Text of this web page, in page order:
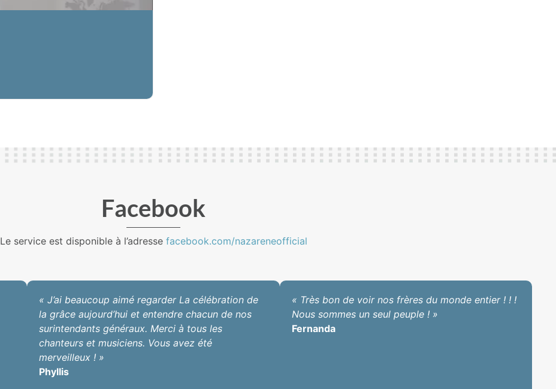
Facebook
Le service est disponible à l’adresse facebook.com/nazareneofficial
« J’ai beaucoup aimé regarder La célébration de
la grâce aujourd’hui et entendre chacun de nos
surintendants généraux. Merci à tous les
chanteurs et musiciens. Vous avez été
merveilleux ! »
Phyllis
« Très bon de voir nos frères du monde entier ! ! !
Nous sommes un seul peuple ! »
Fernanda